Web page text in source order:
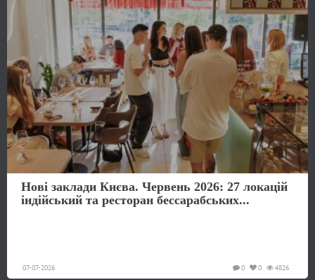
Нові заклади Києва. Червень 2026: 27 локацій
індійський та ресторан бессарабських...
07-07-2026 4826
0
0